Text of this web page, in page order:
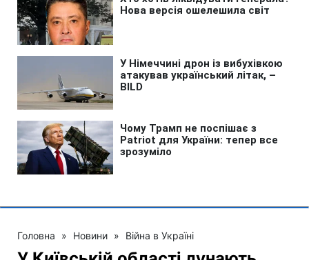
Головна » Новини » Війна в Україні